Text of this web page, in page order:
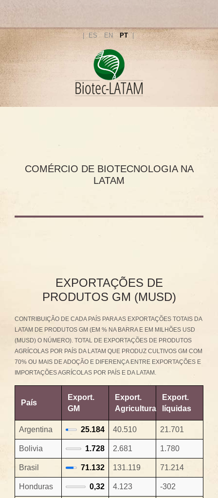
ES EN PT
HOME COMERCIO
COMÉRCIO DE BIOTECNOLOGIA NA
LATAM
EXPORTAÇÕES DE
PRODUTOS GM (MUSD)
CONTRIBUIÇÃO DE CADA PAÍS PARA AS EXPORTAÇÕES TOTAIS DA
LATAM DE PRODUTOS GM (EM % NA BARRA E EM MILHÕES USD
(MUSD) O NÚMERO). TOTAL DE EXPORTAÇÕES DE PRODUTOS
AGRÍCOLAS POR PAÍS DA LATAM QUE PRODUZ CULTIVOS GM COM
70% OU MAIS DE ADOÇÃO E DIFERENÇA ENTRE EXPORTAÇÕES E
IMPORTAÇÕES AGRÍCOLAS POR PAÍS E DA LATAM.
País
Export.
GM
Export.
Agricultura
Export.
líquidas
Argentina 25.184 40.510 21.701
Bolivia 1.728 2.681 1.780
Brasil 71.132 131.119 71.214
Honduras 0,32 4.123 -302